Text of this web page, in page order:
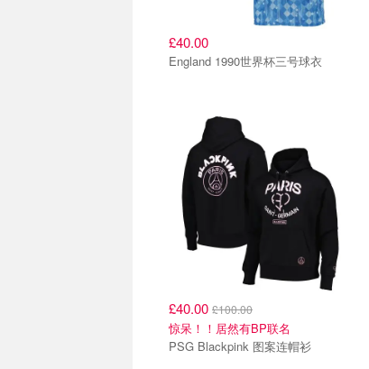
£40.00
England 1990世界杯三号球衣
£40.00 £100.00
惊呆！！居然有BP联名
PSG Blackpink 图案连帽衫